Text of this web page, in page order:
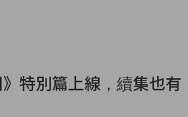
特別篇上線，續集也有